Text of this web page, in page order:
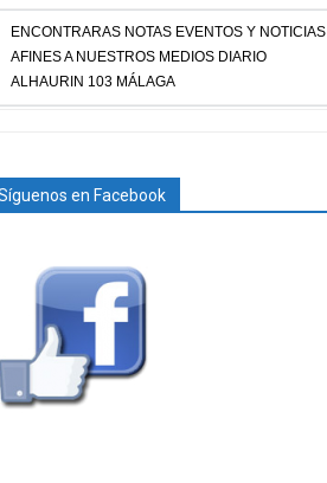
ENCONTRARAS NOTAS EVENTOS Y NOTICIAS
AFINES A NUESTROS MEDIOS DIARIO
ALHAURIN 103 MÁLAGA
en Facebook